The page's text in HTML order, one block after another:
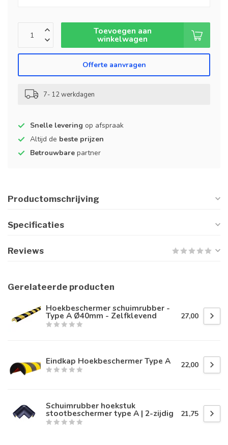
Toevoegen aan
winkelwagen
Offerte aanvragen
7- 12 werkdagen
Snelle levering op afspraak
Altijd de beste prijzen
Betrouwbare partner
Productomschrijving
Specificaties
Reviews
Gerelateerde producten
Hoekbeschermer schuimrubber -
Type A Ø40mm - Zelfklevend 27,00
Eindkap Hoekbeschermer Type A 22,00
Schuimrubber hoekstuk
stootbeschermer type A | 2-zijdig 21,75